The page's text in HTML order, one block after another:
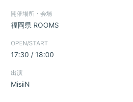
THIS IS MisiiN
Linktree
special photos
開催場所・会場
福岡県 ROOMS
OPEN/START
17:30 / 18:00
出演
MisiiN